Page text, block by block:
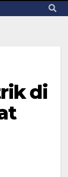
di